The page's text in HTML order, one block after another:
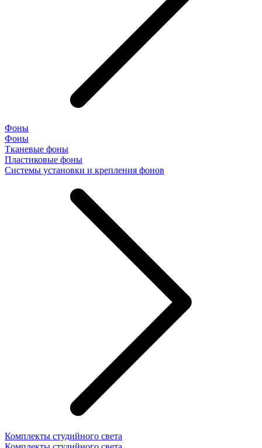
Фоны
Фоны
Тканевые фоны
Пластиковые фоны
Системы установки и крепления фонов
Комплекты студийного света